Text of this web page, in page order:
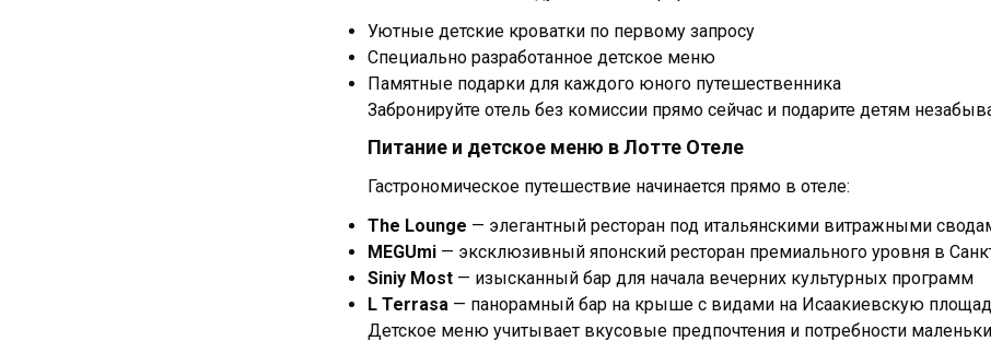
Уютные детские кроватки по первому запросу
Специально разработанное детское меню
Памятные подарки для каждого юного путешественника
Забронируйте отель без комиссии прямо сейчас и подарите детям
Питание и детское меню в Лотте Отеле
Гастрономическое путешествие начинается прямо в отеле:
The Lounge — элегантный ресторан под итальянскими витражными
MEGUmi — эксклюзивный японский ресторан премиального уровня в
Siniy Most — изысканный бар для начала вечерних культурных программ
L Terrasa — панорамный бар на крыше с видами на Исаакиевскую
Детское меню учитывает вкусовые предпочтения и потребности